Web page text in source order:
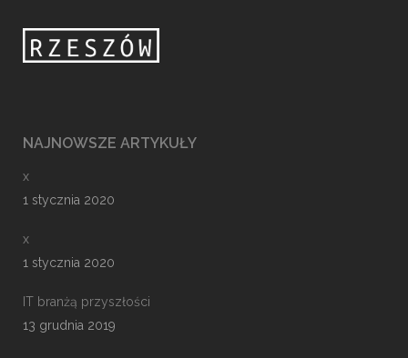
NAJNOWSZE ARTYKUŁY
x
1 stycznia 2020
x
1 stycznia 2020
IT branżą przyszłości
13 grudnia 2019